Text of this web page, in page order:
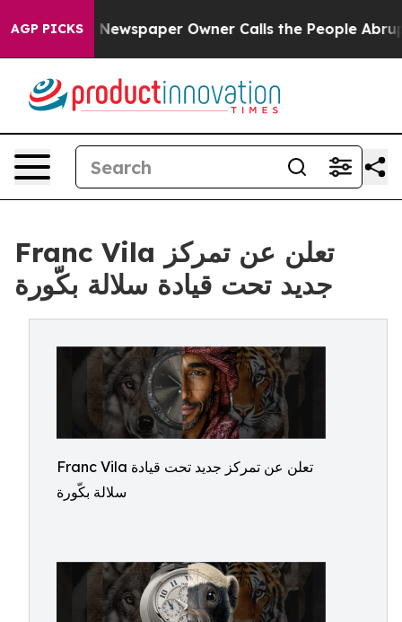
AGP PICKSNewspaper Owner Calls the People Abruptly
Franc Vila تعلن عن تمركز
جديد تحت قيادة سلالة بكّورة
Franc Vila تعلن عن تمركز جديد تحت قيادة
سلالة بكّورة